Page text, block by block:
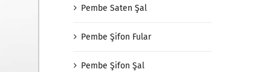
Pembe Saten Şal
Pembe Şifon Fular
Pembe Şifon Şal